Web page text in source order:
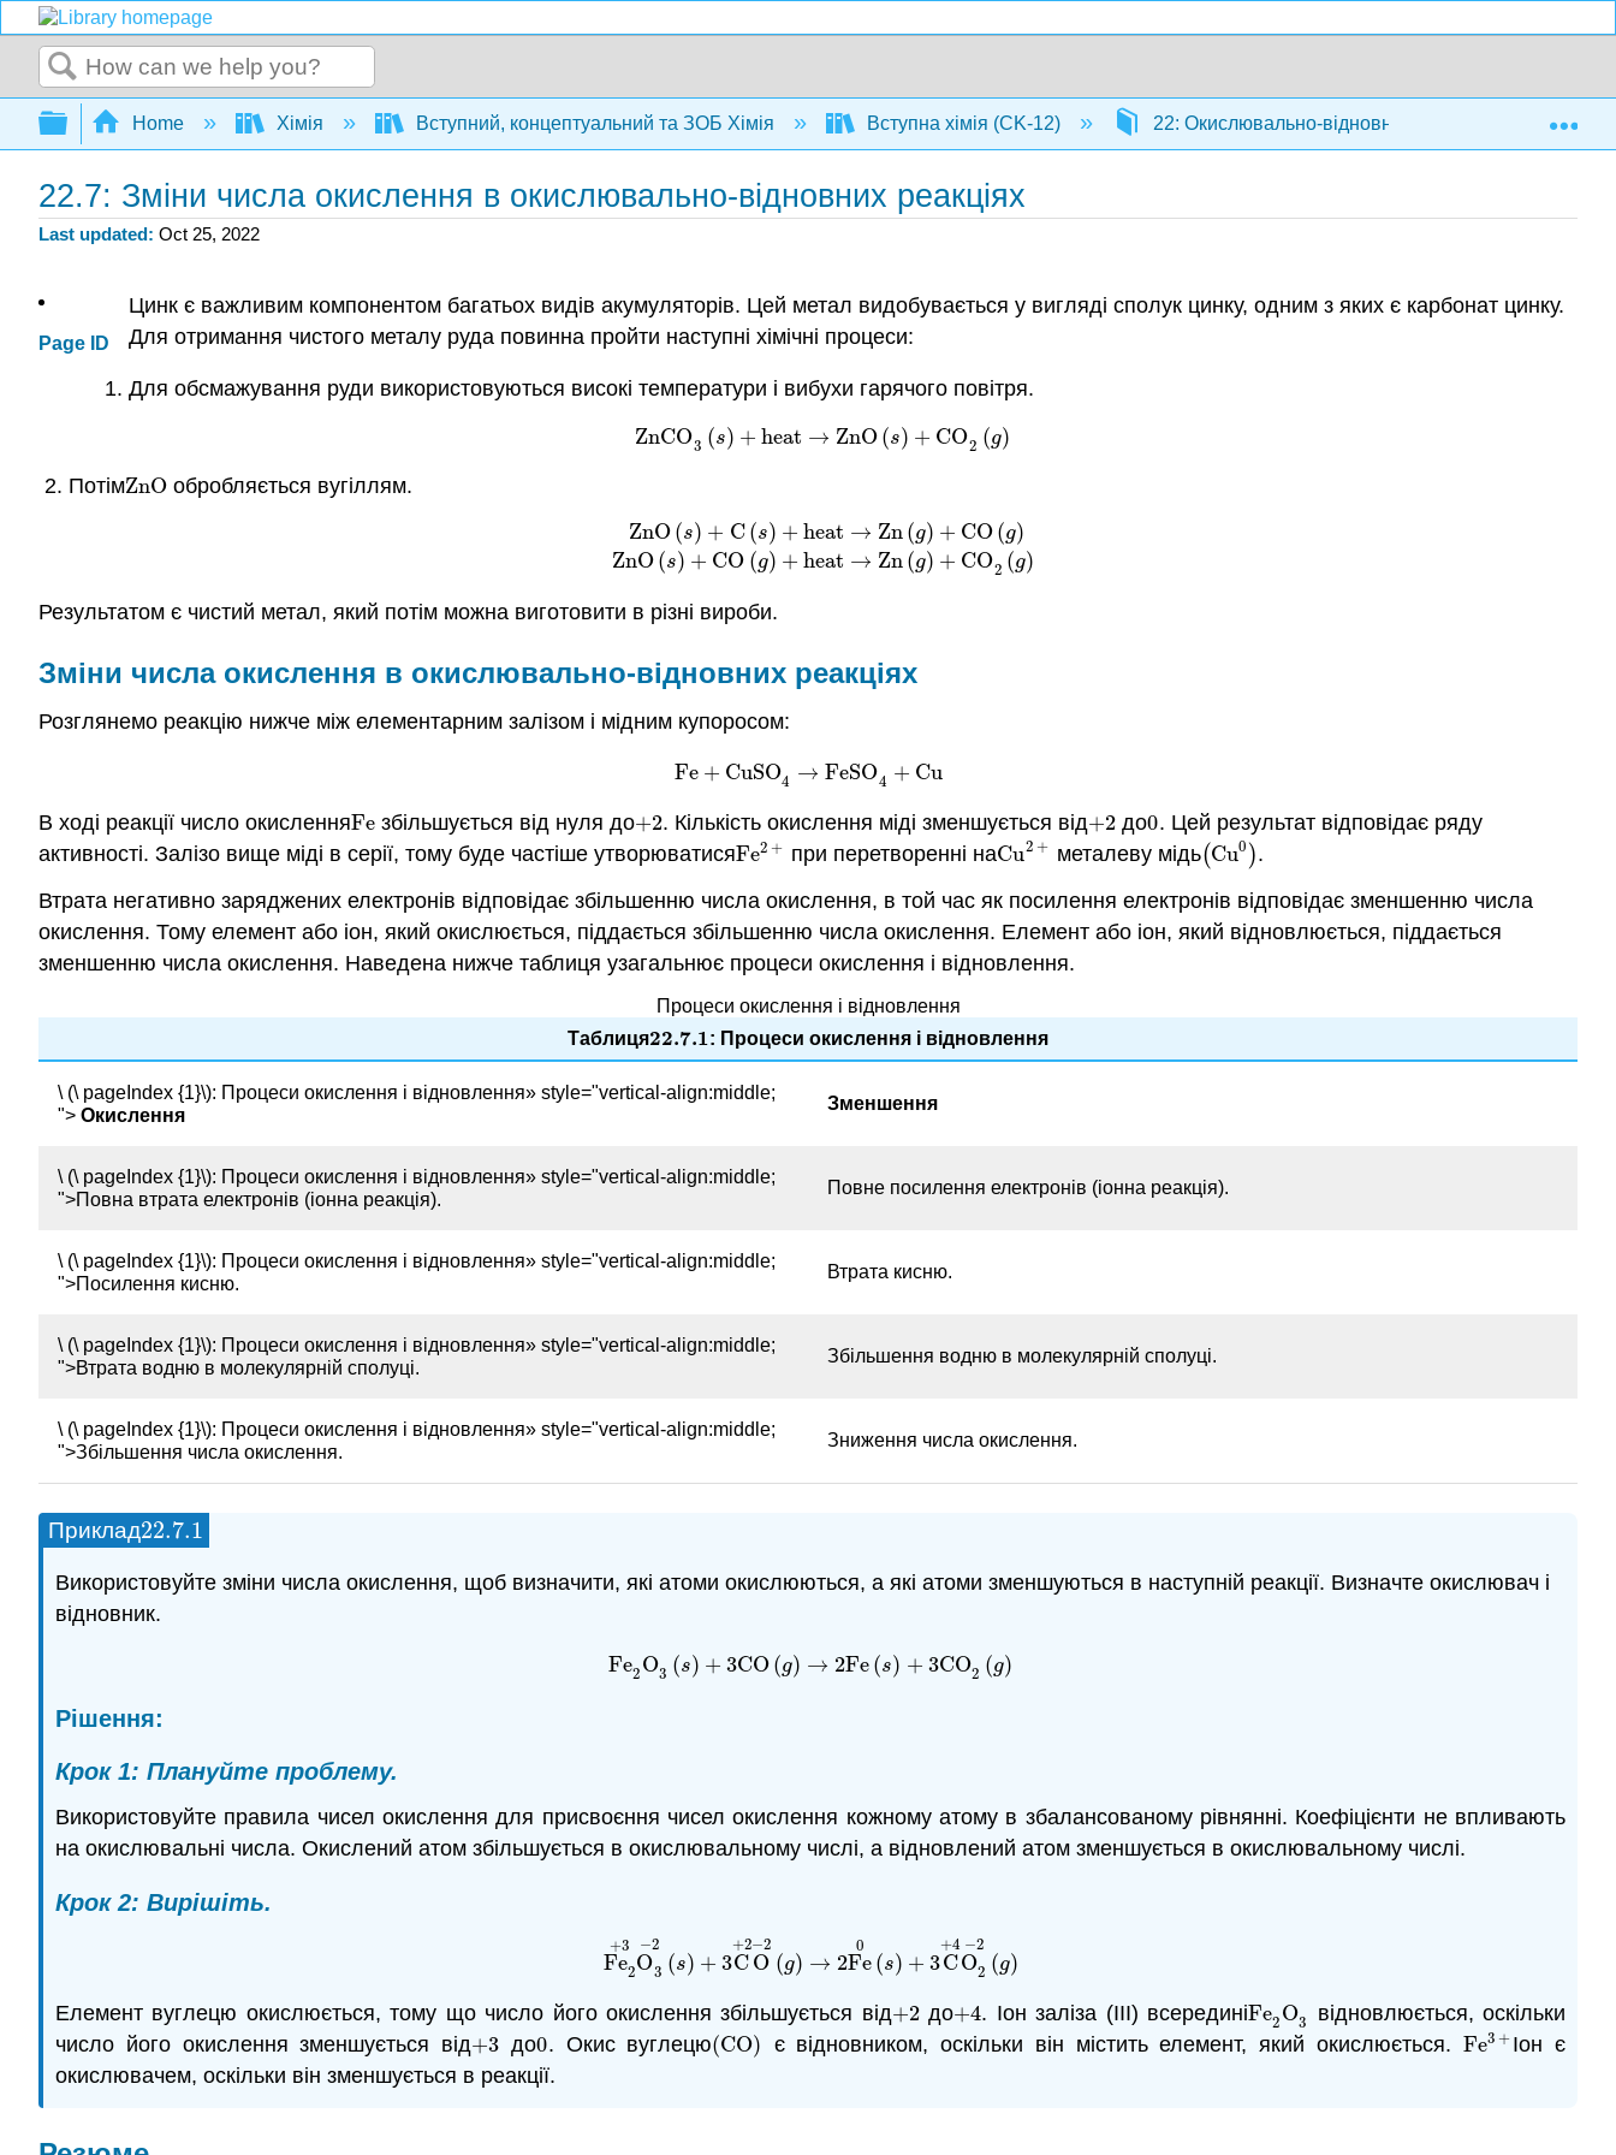
Search
Expand/collapse global hierarchy
Home Хімія Вступний, концептуальний та ЗОБ Хімія Вступна хімія (CK-12) 22: Окислювально-відновні реакції 22.7:
22.7: Зміни числа окислення в окислювально-відновних реакціях
Last updated Oct 25, 2022
Page ID
Цинк є важливим компонентом багатьох видів акумуляторів. Цей метал видобувається у вигляді сполук цинку, одним з яких є карбонат цинку.
Для отримання чистого металу руда повинна пройти наступні хімічні процеси:
Для обсмажування руди використовуються високі температури і вибухи гарячого повітря.
ZnCO3 (s) + heat → ZnO(s) + CO2 (g)
ZnCO3( s) +heat→ ZnO( s)+ CO2(g )
ПотімZnO
ZnO обробляється вугіллям.
ZnO(s) + C (s) + heat
ZnO(s) + CO (g) + heat
→ Zn(g) + CO(g)
→ Zn(g) + CO2 (g)
ZnO( s +C s) +heat →Zn(g + CO( g)ZnO( s +CO
Результатом є чистий метал, який потім можна виготовити в різні вироби.
Зміни числа окислення в окислювально-відновних реакціях
Розглянемо реакцію нижче між елементарним залізом і мідним купоросом:
Fe + CuSO4 → FeSO4 + Cu
Fe+ CuSO4 → FeSO4 +Cu
В ході реакції число окисленняFe
Fe збільшується від нуля до+2
+2. Кількість окислення міді зменшується від+2
+2 до0
0. Цей результат відповідає ряду
активності. Залізо вище міді в серії, тому буде частіше утворюватисяFe2+
Fe2+ при перетворенні наCu2 +
Cu2+ металеву мідь(Cu0 )
(Cu0 ).
Втрата негативно заряджених електронів відповідає збільшенню числа окислення, в той час як посилення електронів відповідає зменшенню числа
окислення. Тому елемент або іон, який окислюється, піддається збільшенню числа окислення. Елемент або іон, який відновлюється, піддається
зменшенню числа окислення. Наведена нижче таблиця узагальнює процеси окислення і відновлення.
Процеси окислення і відновлення
Таблиця22.7.1
22.7.1 : Процеси окислення і відновлення
\ (\ pageIndex {1}\): Процеси окислення і відновлення» style="vertical-align:middle;
"> Окислення
Зменшення
\ (\ pageIndex {1}\): Процеси окислення і відновлення» style="vertical-align:middle;
">Повна втрата електронів (іонна реакція).
Повне посилення електронів (іонна реакція).
\ (\ pageIndex {1}\): Процеси окислення і відновлення» style="vertical-align:middle;
">Посилення кисню.
Втрата кисню.
\ (\ pageIndex {1}\): Процеси окислення і відновлення» style="vertical-align:middle;
">Втрата водню в молекулярній сполуці.
Збільшення водню в молекулярній сполуці.
\ (\ pageIndex {1}\): Процеси окислення і відновлення» style="vertical-align:middle;
">Збільшення числа окислення.
Зниження числа окислення.
Приклад22.7.1
22.7.1
Використовуйте зміни числа окислення, щоб визначити, які атоми окислюються, а які атоми зменшуються в наступній реакції. Визначте окислювач і
відновник.
Fe2O3 (s) + 3CO(g) → 2Fe(s) + 3CO2 (g)
Fe2 O3( s) +3CO(g → 2Fe( s)+ 3CO2(g )
Рішення:
Крок 1: Плануйте проблему.
Використовуйте правила чисел окислення для присвоєння чисел окислення кожному атому в збалансованому рівнянні. Коефіцієнти не впливають
на окислювальні числа. Окислений атом збільшується в окислювальному числі, а відновлений атом зменшується в окислювальному числі.
Крок 2: Вирішіть.
Fe2
+3
O3
−2
(s) + 3C
+2
O
−2
(g) → 2Fe
0
(s) + 3C
+4
O2
−2
(g)
Fe2+3 O3 −2 (s)+3 C+2O−2(g )→2Fe0(s)+ 3C+
Елемент вуглецю окислюється, тому що число його окислення збільшується від+2
+2до+4
+4. Іон заліза (III) всерединіFe2O3
Fe2O3 відновлюється, оскільки
число його окислення зменшується від+3
+3 до0
0. Окис вуглецю(CO)
(CO) є відновником, оскільки він містить елемент, який окислюється. Fe3+
Fe3+Іон є
окислювачем, оскільки він зменшується в реакції.